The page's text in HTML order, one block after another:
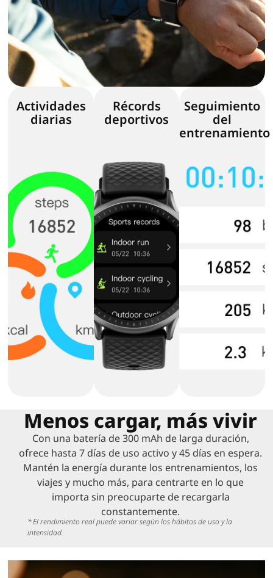
Actividades
diarias
Récords
deportivos
Seguimiento
del
entrenamiento
Menos cargar, más vivir
Con una batería de 300 mAh de larga duración,
ofrece hasta 7 días de uso activo y 45 días en espera.
Mantén la energía durante los entrenamientos, los
viajes y mucho más, para centrarte en lo que
importa sin preocuparte de recargarla
constantemente.
* El rendimiento real puede variar según los hábitos de uso y la
intensidad.